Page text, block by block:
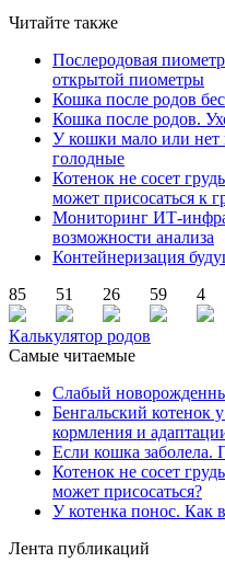
Читайте также
Послеродовая
открытой пиометры
Кошка после родов
Кошка после родов.
У кошки мало или нет
голодные
Котенок не сосет
может присосаться к
Мониторинг ИТ-
возможности анализа
Контейнеризация
85
51 26 59 4
Калькулятор родов
Самые читаемые
Слабый
Бенгальский котенок
кормления и
Если кошка
Котенок не сосет
может присосаться?
У котенка понос. Как
Лента публикаций